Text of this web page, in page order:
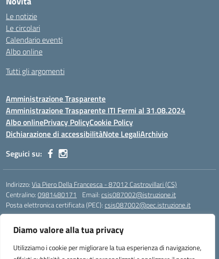
Diamo valore alla tua privacy
Utilizziamo i cookie per migliorare la tua esperienza di navigazione,
Le notizie
Le circolari
Calendario eventi
Albo online
Tutti gli argomenti
Amministrazione Trasparente
Amministrazione Trasparente ITI Fermi al 31.08.2024
Albo onlinePrivacy PolicyCookie Policy
Dichiarazione di accessibilitàNote LegaliArchivio
Seguici su:
Indirizzo:Via Piero Della Francesca - 87012 Castrovillari (CS)
Centralino:0981480171 Email:csis087002@istruzione.it
Posta elettronica certificata (PEC):csis087002@pec.istruzione.it
Codice meccanografico:CSIS087002
Codice Indice delle Pubbliche Amministrazioni (IPA): PNG4CA8K
Codice unico di fatturazione (CUF): R8N7JA